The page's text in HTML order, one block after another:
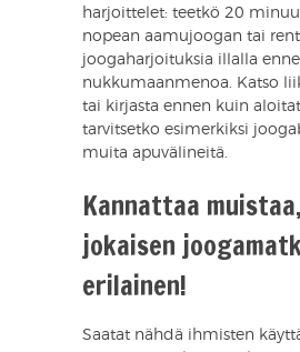
harjoittelet: teetkö 20
nopean aamujoogan tai
joogaharjoituksia illalla
nukkumaanmenoa. Katso
tai kirjasta ennen kuin
tarvitsetko esimerkiksi
muita apuvälineitä.
Kannattaa
jokaisen
erilainen!
Saatat nähdä ihmisten